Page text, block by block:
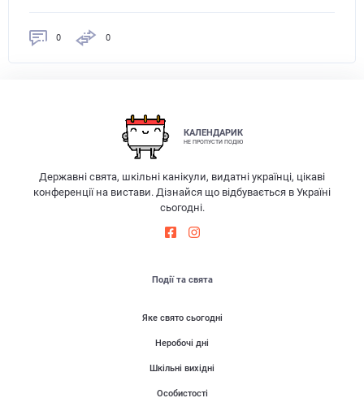
0 0
КАЛЕНДАРИК
НЕ ПРОПУСТИ ПОДІЮ
Державні свята, шкільні канікули, видатні українці, цікаві
конференції на вистави. Дізнайся що відбувається в Україні
сьогодні.
Події та свята
Яке свято сьогодні
Неробочі дні
Шкільні вихідні
Особистості